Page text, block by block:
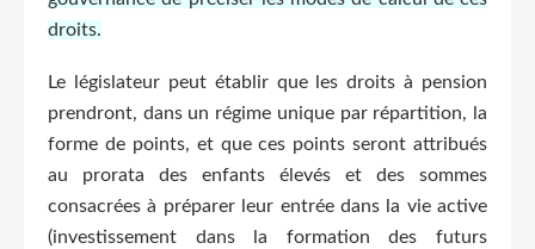
droits.
Le législateur peut établir que les droits à pension
prendront, dans un régime unique par répartition, la
forme de points, et que ces points seront attribués
au prorata des enfants élevés et des sommes
consacrées à préparer leur entrée dans la vie active
(investissement dans la formation des futurs